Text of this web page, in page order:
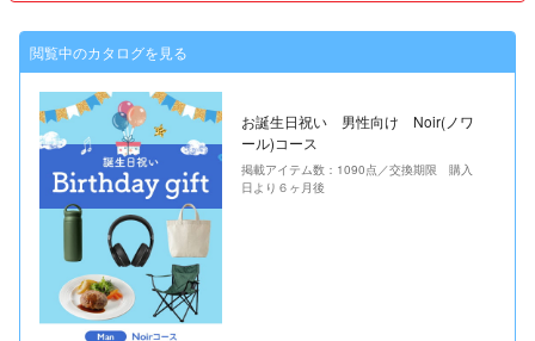
閲覧中のカタログを見る
お誕生日祝い 男性向け Noir(ノワ
ール)コース
掲載アイテム数：1090点／交換期限 購入
日より６ヶ月後